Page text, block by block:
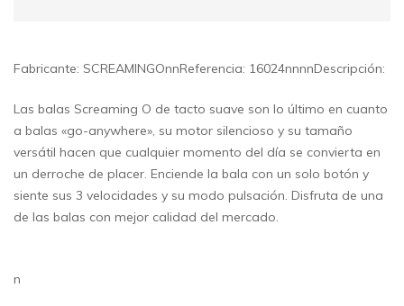
Fabricante: SCREAMINGOnnReferencia: 16024nnnnDescripción:
Las balas Screaming O de tacto suave son lo último en cuanto
a balas «go-anywhere», su motor silencioso y su tamaño
versátil hacen que cualquier momento del día se convierta en
un derroche de placer. Enciende la bala con un solo botón y
siente sus 3 velocidades y su modo pulsación. Disfruta de una
de las balas con mejor calidad del mercado.
n